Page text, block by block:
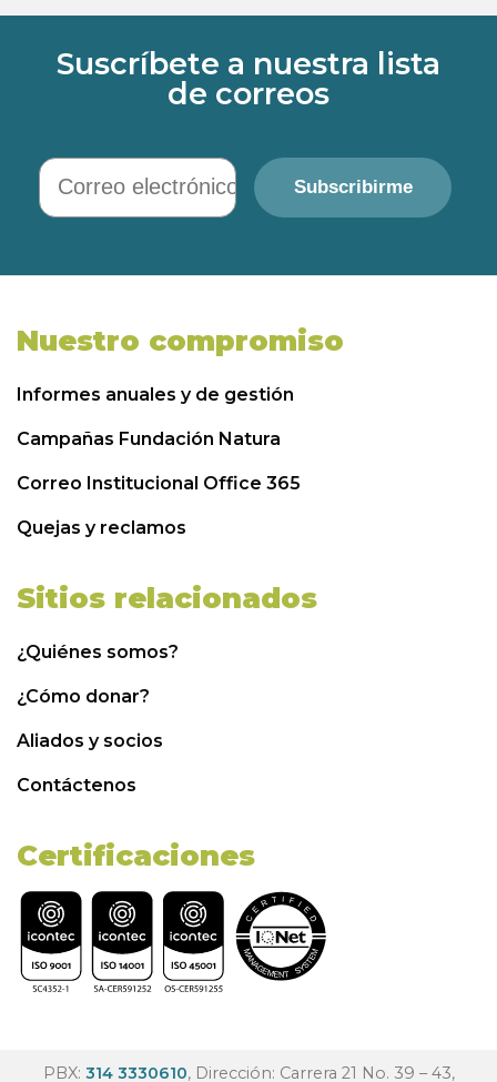
Suscríbete a nuestra lista
de correos
Correo electrónico
Subscribirme
Nuestro compromiso
Informes anuales y de gestión
Campañas Fundación Natura
Correo Institucional Office 365
Quejas y reclamos
Sitios relacionados
¿Quiénes somos?
¿Cómo donar?
Aliados y socios
Contáctenos
Certificaciones
PBX: 314 3330610, Dirección: Carrera 21 No. 39 – 43,